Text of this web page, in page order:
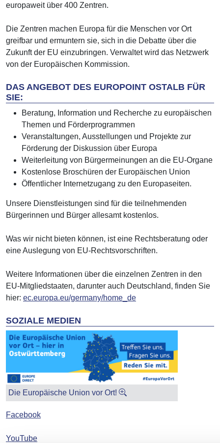
europaweit über 400 Zentren.
Die Zentren machen Europa für die Menschen vor Ort
greifbar und ermuntern sie, sich in die Debatte über die
Zukunft der EU einzubringen. Verwaltet wird das Netzwerk
von der Europäischen Kommission.
DAS ANGEBOT DES EUROPOINT OSTALB FÜR
SIE:
Beratung, Information und Recherche zu europäischen
Themen und Förderprogrammen
Veranstaltungen, Ausstellungen und Projekte zur
Förderung der Diskussion über Europa
Weiterleitung von Bürgermeinungen an die EU-Organe
Kostenlose Broschüren der Europäischen Union
Öffentlicher Internetzugang zu den Europaseiten.
Unsere Dienstleistungen sind für die teilnehmenden
Bürgerinnen und Bürger allesamt kostenlos.
Was wir nicht bieten können, ist eine Rechtsberatung oder
eine Auslegung von EU-Rechtsvorschriften.
Weitere Informationen über die einzelnen Zentren in den
EU-Mitgliedstaaten, darunter auch Deutschland, finden Sie
hier: ec.europa.eu/germany/home_de
SOZIALE MEDIEN
Die Europäische Union vor Ort!
Facebook
YouTube